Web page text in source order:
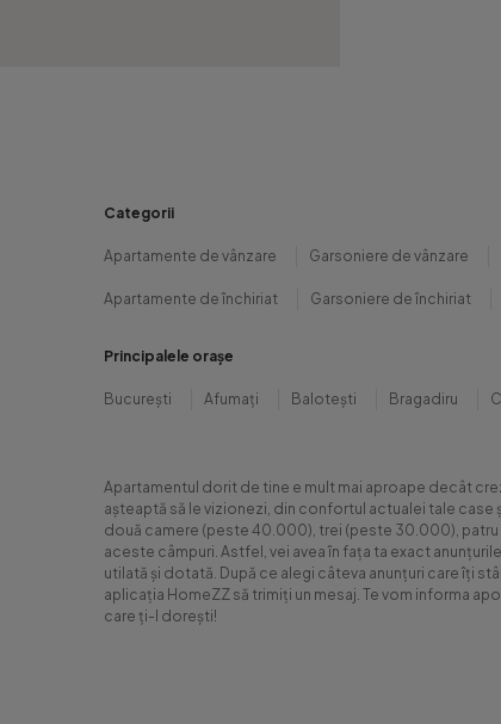
Categorii
Apartamente de vânzare Garsoniere de vânzare
Apartamente de închiriat Garsoniere de închiriat
Principalele orașe
București Afumați Balotești Bragadiru
Apartamentul dorit de tine e mult mai aproape decât
așteaptă să le vizionezi, din confortul actualei tale
două camere (peste 40.000), trei (peste 30.000), patru
aceste câmpuri. Astfel, vei avea în fața ta exact
utilată și dotată. După ce alegi câteva anunțuri care îți
aplicația HomeZZ să trimiți un mesaj. Te vom informa
care ți-l dorești!